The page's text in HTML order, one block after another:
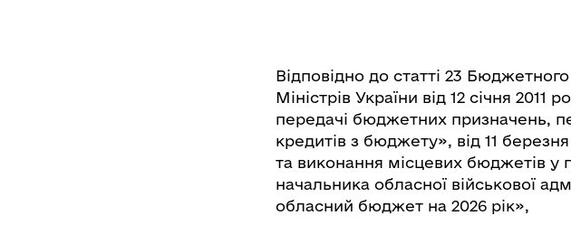
Відповідно до статті 23
Міністрів України від 12 січня
передачі бюджетних призначень,
кредитів з бюджету», від 11
та виконання місцевих бюджетів у
начальника обласної військової
обласний бюджет на 2026 рік»,